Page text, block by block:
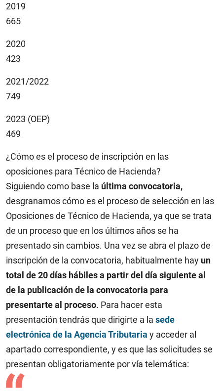
2019
665
2020
423
2021/2022
749
2023 (OEP)
469
¿Cómo es el proceso de inscripción en las
oposiciones para Técnico de Hacienda?
Siguiendo como base la última convocatoria,
desgranamos cómo es el proceso de selección en las
Oposiciones de Técnico de Hacienda, ya que se trata
de un proceso que en los últimos años se ha
presentado sin cambios. Una vez se abra el plazo de
inscripción de la convocatoria, habitualmente hay un
total de 20 días hábiles a partir del día siguiente al
de la publicación de la convocatoria para
presentarte al proceso. Para hacer esta
presentación tendrás que dirigirte a la sede
electrónica de la Agencia Tributaria y acceder al
apartado correspondiente, y es que las solicitudes se
presentan obligatoriamente por vía telemática: